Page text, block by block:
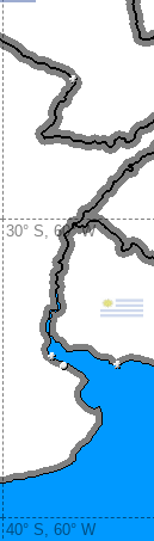
30° S, 60° W
40° S, 60° W